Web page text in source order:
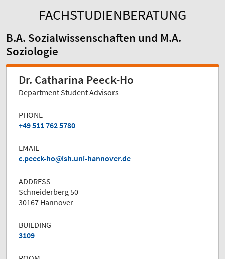
FACHSTUDIENBERATUNG
B.A. Sozialwissenschaften und M.A.
Soziologie
Dr. Catharina Peeck-Ho
Department Student Advisors
PHONE
+49 511 762 5780
EMAIL
c.peeck-ho
ish.uni-hannover.de
ADDRESS
Schneiderberg 50
30167 Hannover
BUILDING
3109